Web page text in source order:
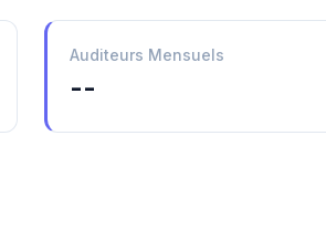
Auditeurs Mensuels
--